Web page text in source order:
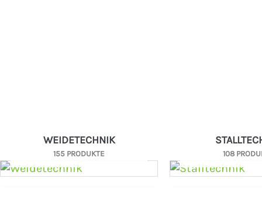
WEIDETECHNIK
155 PRODUKTE 108